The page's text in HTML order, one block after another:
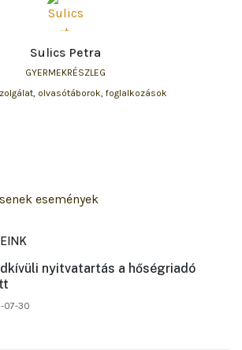
Sulics Petra
GYERMEKRÉSZLEG
olvasótáborok, foglalkozások
események
nyitvatartás a hőségriadó
07-30